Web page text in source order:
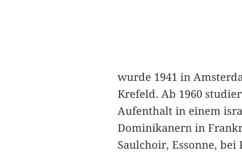
wurde 1941 in
Krefeld. Ab 1960
Aufenthalt in einem
Dominikanern in
Saulchoir, Essonne,